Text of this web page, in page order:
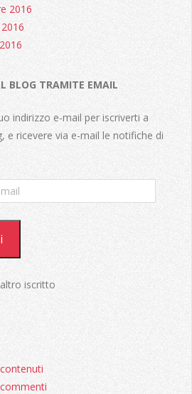
2016
BLOG TRAMITE EMAIL
indirizzo e-mail per iscriverti a
e ricevere via e-mail le notifiche di
iscritto